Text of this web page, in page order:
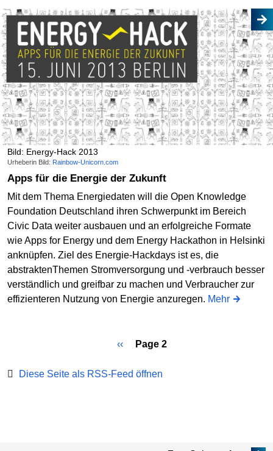
Bild: Energy-Hack 2013
Urheberin Bild: Rainbow-Unicorn.com
Apps für die Energie der Zukunft
Mit dem Thema Energiedaten will die Open Knowledge
Foundation Deutschland ihren Schwerpunkt im Bereich
Civic Data weiter ausbauen und an erfolgreiche Formate
wie Apps for Energy und dem Energy Hackathon in Helsinki
anknüpfen. Ziel des Energie-Hackdays ist es, die
abstraktenThemen Stromversorgung und -verbrauch besser
verständlich und greifbar zu machen und Verbraucher zur
effizienteren Nutzung von Energie anzuregen. Mehr
P
e
‹‹ Page 2
Diese Seite als RSS-Feed öffnen